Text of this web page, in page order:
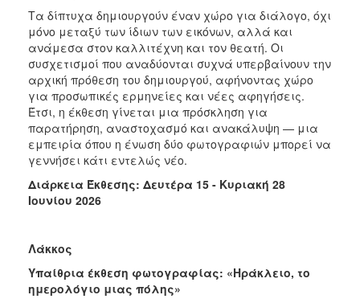
Τα δίπτυχα δημιουργούν έναν χώρο για διάλογο, όχι
μόνο μεταξύ των ίδιων των εικόνων, αλλά και
ανάμεσα στον καλλιτέχνη και τον θεατή. Οι
συσχετισμοί που αναδύονται συχνά υπερβαίνουν την
αρχική πρόθεση του δημιουργού, αφήνοντας χώρο
για προσωπικές ερμηνείες και νέες αφηγήσεις.
Έτσι, η έκθεση γίνεται μια πρόσκληση για
παρατήρηση, αναστοχασμό και ανακάλυψη — μια
εμπειρία όπου η ένωση δύο φωτογραφιών μπορεί να
γεννήσει κάτι εντελώς νέο.
Διάρκεια Έκθεσης: Δευτέρα 15 - Κυριακή 28
Ιουνίου 2026
Λάκκος
Υπαίθρια έκθεση φωτογραφίας: «Ηράκλειο, το
ημερολόγιο μιας πόλης»